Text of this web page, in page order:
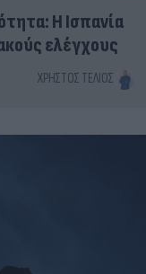
Η Ισπανία
ελέγχους
ΧΡΉΣΤΟΣ ΤΈΛΙΟΣ